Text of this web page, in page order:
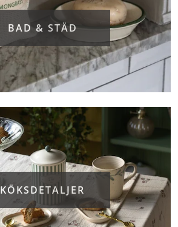
BAD & STÄD
KÖKSDETALJER